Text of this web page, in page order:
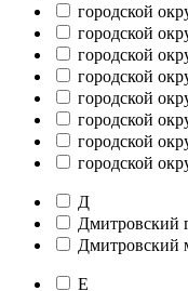
городской
городской
городской
городской
городской
городской
городской
городской
Д
Дмитровский
Дмитровский
Е